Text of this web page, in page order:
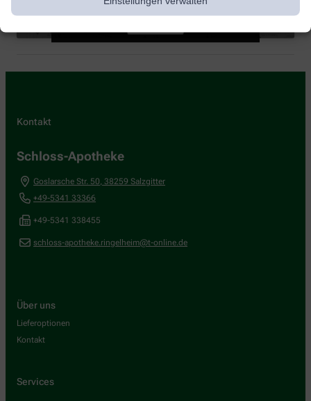
Cookie-Richtlinie
Kontakt
Schloss-Apotheke
Goslarsche Str. 50 38259 Salzgitter
+49-5341 33366
+49-5341 338455
schloss-apotheke.ringelheim@t-online.de
Über uns
Lieferoptionen
Kontakt
Services